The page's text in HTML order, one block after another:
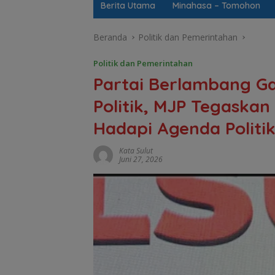
Berita Utama Minahasa – Tomohon
Beranda Politik dan Pemerintahan
Politik dan Pemerintahan
Partai Berlambang
Politik, MJP
Hadapi Agenda Politik
Kata Sulut
Juni 27, 2026